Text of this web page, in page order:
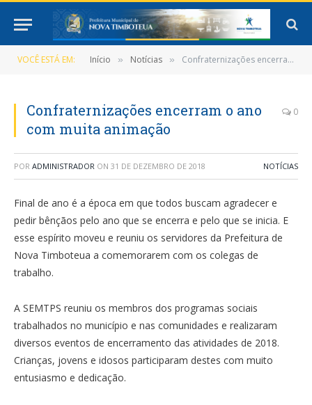
VOCÊ ESTÁ EM: Início » Notícias » Confraternizações encerram o ano com muita animação
Confraternizações encerram o ano
com muita animação
0
POR ADMINISTRADOR ON 31 DE DEZEMBRO DE 2018 NOTÍCIAS
Final de ano é a época em que todos buscam agradecer e
pedir bênçãos pelo ano que se encerra e pelo que se inicia. E
esse espírito moveu e reuniu os servidores da Prefeitura de
Nova Timboteua a comemorarem com os colegas de
trabalho.
A SEMTPS reuniu os membros dos programas sociais
trabalhados no município e nas comunidades e realizaram
diversos eventos de encerramento das atividades de 2018.
Crianças, jovens e idosos participaram destes com muito
entusiasmo e dedicação.